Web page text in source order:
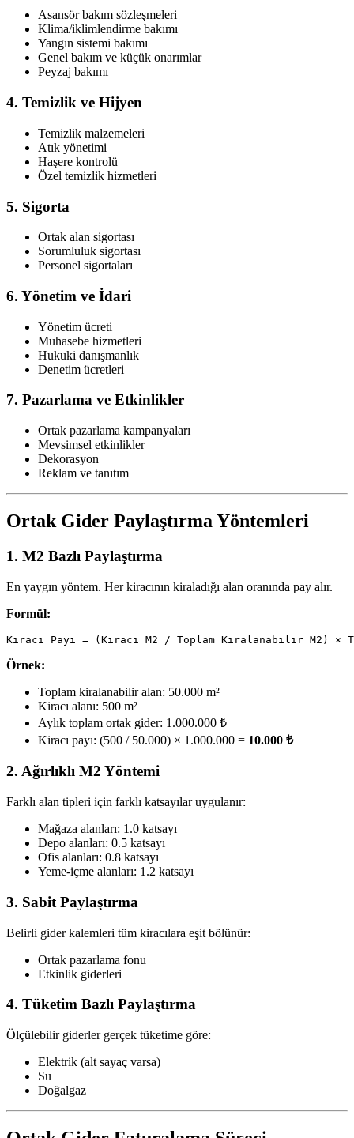
Asansör bakım sözleşmeleri
Klima/iklimlendirme bakımı
Yangın sistemi bakımı
Genel bakım ve küçük onarımlar
Peyzaj bakımı
4. Temizlik ve Hijyen
Temizlik malzemeleri
Atık yönetimi
Haşere kontrolü
Özel temizlik hizmetleri
5. Sigorta
Ortak alan sigortası
Sorumluluk sigortası
Personel sigortaları
6. Yönetim ve İdari
Yönetim ücreti
Muhasebe hizmetleri
Hukuki danışmanlık
Denetim ücretleri
7. Pazarlama ve Etkinlikler
Ortak pazarlama kampanyaları
Mevsimsel etkinlikler
Dekorasyon
Reklam ve tanıtım
Ortak Gider Paylaştırma Yöntemleri
1. M2 Bazlı Paylaştırma
En yaygın yöntem. Her kiracının kiraladığı alan oranında pay alır.
Formül:
Örnek:
Toplam kiralanabilir alan: 50.000 m²
Kiracı alanı: 500 m²
Aylık toplam ortak gider: 1.000.000 ₺
Kiracı payı: (500 / 50.000) × 1.000.000 = 10.000 ₺
2. Ağırlıklı M2 Yöntemi
Farklı alan tipleri için farklı katsayılar uygulanır:
Mağaza alanları: 1.0 katsayı
Depo alanları: 0.5 katsayı
Ofis alanları: 0.8 katsayı
Yeme-içme alanları: 1.2 katsayı
3. Sabit Paylaştırma
Belirli gider kalemleri tüm kiracılara eşit bölünür:
Ortak pazarlama fonu
Etkinlik giderleri
4. Tüketim Bazlı Paylaştırma
Ölçülebilir giderler gerçek tüketime göre:
Elektrik (alt sayaç varsa)
Su
Doğalgaz